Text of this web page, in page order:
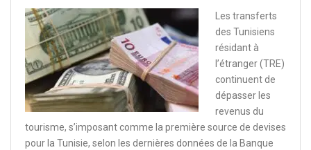
Les transferts
des Tunisiens
résidant à
l’étranger (TRE)
continuent de
dépasser les
revenus du
tourisme, s’imposant comme la première source de devises
pour la Tunisie, selon les dernières données de la Banque